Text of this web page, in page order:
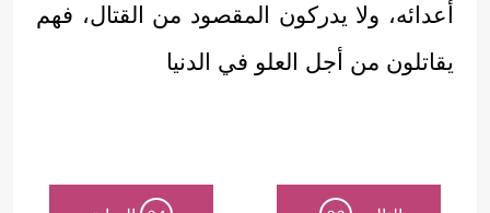
أعدائه، ولا يدركون المقصود من القتال، فهم
يقاتلون من أجل العلو في الدنيا